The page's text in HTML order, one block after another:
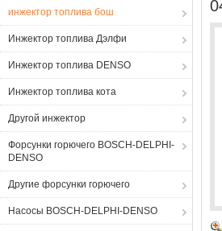
инжектор топлива бош
Инжектор топлива Дэлфи
Инжектор топлива DENSO
Инжектор топлива кота
Другой инжектор
Форсунки горючего BOSCH-DELPHI-
DENSO
Другие форсунки горючего
Насосы BOSCH-DELPHI-DENSO